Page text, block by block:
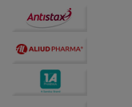
Statistik &
Informationen
unserer
Website weiter
auf unserer